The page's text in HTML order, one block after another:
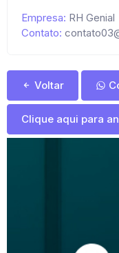
Empresa: RH Genial
Contato:
Voltar
Clique aqui para